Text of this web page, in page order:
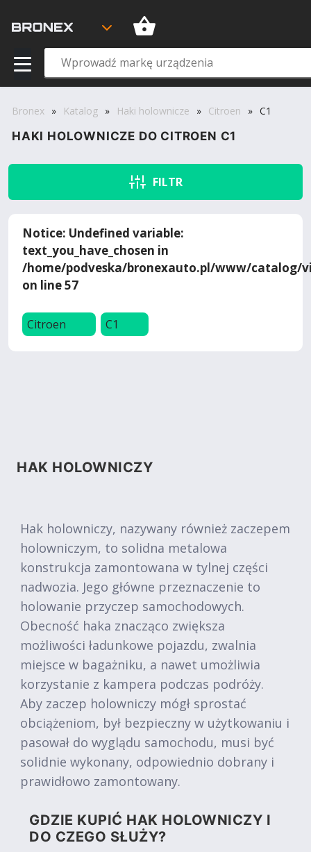
Bronex » Katalog » Haki holownicze » Citroen » C1
HAKI HOLOWNICZE DO CITROEN C1
FILTR
Notice: Undefined variable:
text_you_have_chosen in
/home/podveska/bronexauto.pl/www/catalog/
on line57
Citroen C1
HAK HOLOWNICZY
Hak holowniczy, nazywany również zaczepem
holowniczym, to solidna metalowa
konstrukcja zamontowana w tylnej części
nadwozia. Jego główne przeznaczenie to
holowanie przyczep samochodowych.
Obecność haka znacząco zwiększa
możliwości ładunkowe pojazdu, zwalnia
miejsce w bagażniku, a nawet umożliwia
korzystanie z kampera podczas podróży.
Aby zaczep holowniczy mógł sprostać
obciążeniom, był bezpieczny w użytkowaniu i
pasował do wyglądu samochodu, musi być
solidnie wykonany, odpowiednio dobrany i
prawidłowo zamontowany.
GDZIE KUPIĆ HAK HOLOWNICZY I
DO CZEGO SŁUŻY?